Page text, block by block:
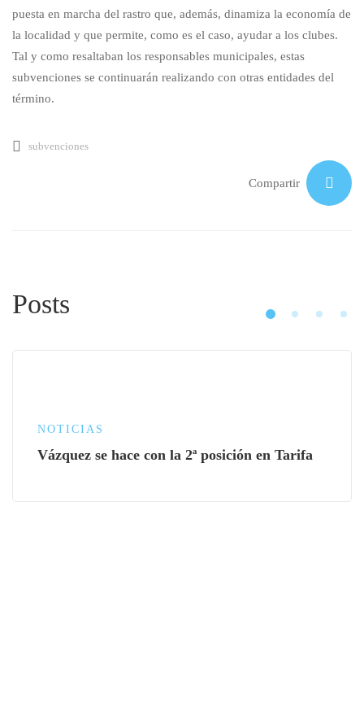
puesta en marcha del rastro que, además, dinamiza la economía de
la localidad y que permite, como es el caso, ayudar a los clubes.
Tal y como resaltaban los responsables municipales, estas
subvenciones se continuarán realizando con otras entidades del
término.
subvenciones
Compartir
Posts
NOTICIAS
Vázquez se hace con la 2ª posición en Tarifa